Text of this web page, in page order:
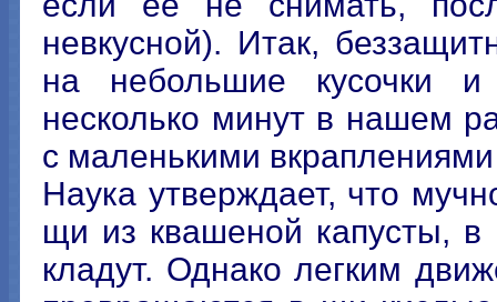
невкусной). Итак,
на небольшие кусочки
несколько минут в нашем
с маленькими
Наука утверждает, что
щи из квашеной капусты,
кладут. Однако легким